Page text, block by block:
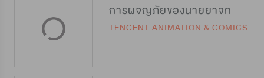
การผจญภัยของนายยาจก
TENCENT ANIMATION & COMICS